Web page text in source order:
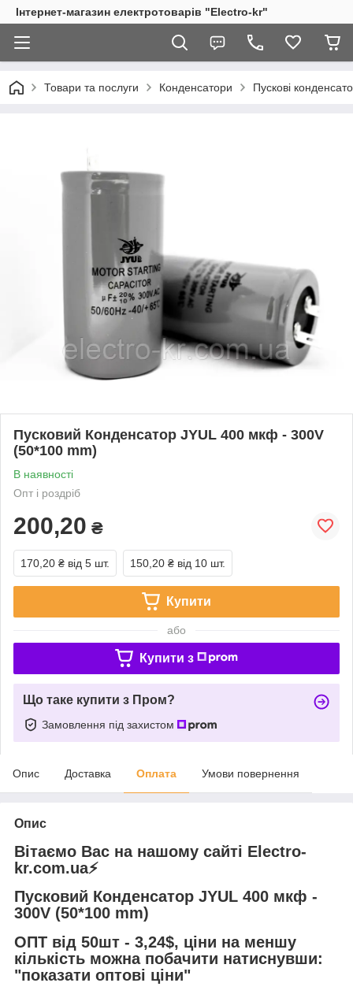
Інтернет-магазин електротоварів "Electro-kr"
Товари та послуги Конденсатори Пускові
Пусковий Конденсатор JYUL 400 мкф - 300V
(50*100 mm)
В наявності
Опт і роздріб
200,20 ₴
170,20 ₴ від 5 шт. 150,20 ₴ від 10 шт.
Купити
або
Купити з
Що таке купити з Пром?
Замовлення під захистом
Опис Доставка Оплата Умови повернення
Опис
Вітаємо Вас на нашому сайті Electro-
kr.com.ua⚡️
Пусковий Конденсатор JYUL 400 мкф -
300V (50*100 mm)
ОПТ від 50шт - 3,24$, ціни на меншу
кількість можна побачити натиснувши:
"показати оптові ціни"